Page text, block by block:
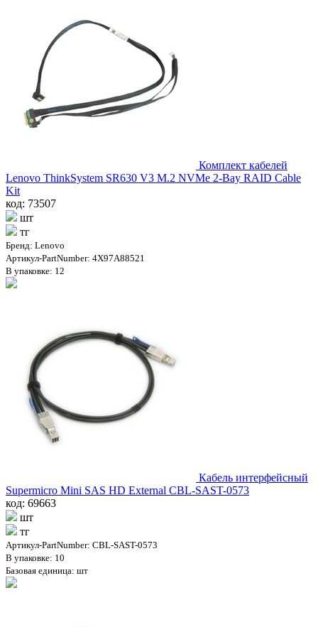
Комплект кабелей
Lenovo ThinkSystem SR630 V3 M.2 NVMe 2-Bay RAID Cable
Kit
код: 73507
шт
тг
Бренд: Lenovo
Артикул-PartNumber: 4X97A88521
В упаковке: 12
Кабель интерфейсный
Supermicro Mini SAS HD External CBL-SAST-0573
код: 69663
шт
тг
Артикул-PartNumber: CBL-SAST-0573
В упаковке: 10
Базовая единица: шт